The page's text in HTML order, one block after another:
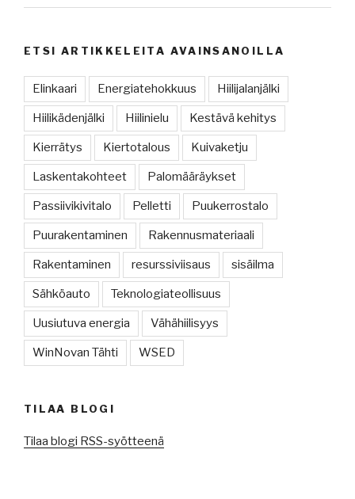
ETSI ARTIKKELEITA AVAINSANOILLA
Elinkaari Energiatehokkuus Hiilijalanjälki
Hiilikädenjälki Hiilinielu Kestävä kehitys
Kierrätys Kiertotalous Kuivaketju
Laskentakohteet Palomääräykset
Passiivikivitalo Pelletti Puukerrostalo
Puurakentaminen Rakennusmateriaali
Rakentaminen resurssiviisaus sisäilma
Sähköauto Teknologiateollisuus
Uusiutuva energia Vähähiilisyys
WinNovan Tähti WSED
TILAA BLOGI
Tilaa blogi RSS-syötteenä